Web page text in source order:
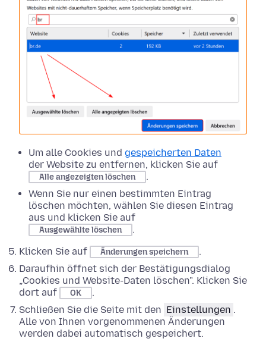
Um alle Cookies und gespeicherten Daten
der Website zu entfernen, klicken Sie auf
Alle angezeigten löschen
.
Wenn Sie nur einen bestimmten Eintrag
löschen möchten, wählen Sie diesen Eintrag
aus und klicken Sie auf
Ausgewählte löschen
.
Klicken Sie auf
Änderungen speichern
.
Daraufhin öffnet sich der Bestätigungsdialog
„Cookies und Website-Daten löschen". Klicken Sie
dort auf
OK
.
Schließen Sie die Seite mit den Einstellungen .
Alle von Ihnen vorgenommenen Änderungen
werden dabei automatisch gespeichert.